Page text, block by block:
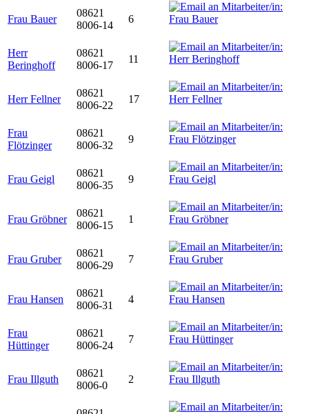
Frau Bauer
08621
8006-14
6
Herr
Beringhoff
08621
8006-17
11
Herr Fellner
08621
8006-22
17
Frau
Flötzinger
08621
8006-32
9
Frau Geigl
08621
8006-35
9
Frau Gröbner
08621
8006-15
1
Frau Gruber
08621
8006-29
7
Frau Hansen
08621
8006-31
4
Frau
Hüttinger
08621
8006-24
7
Frau Illguth
08621
8006-0
2